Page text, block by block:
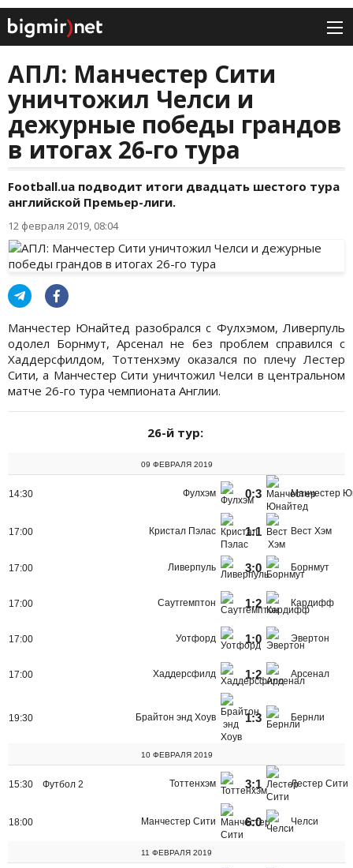
АПЛ: Манчестер Сити
уничтожил Челси и
дежурные победы грандов
в итогах 26-го тура
Football.ua подводит итоги двадцать шестого тура
английской Премьер-лиги.
12 февраля 2019, 08:04
Манчестер Юнайтед разобрался с Фулхэмом, Ливерпуль
одолел Борнмут, Арсенал не без проблем справился с
Хаддерсфилдом, Тоттенхэму оказался по плечу Лестер
Сити, а Манчестер Сити уничтожил Челси в центральном
матче 26-го тура чемпионата Англии.
26-й тур:
09 ФЕВРАЛЯ 2019
14:30 Фулхэм 0:3 Манчестер
17:00 Кристал Пэлас 1:1 Вест Хэм
17:00 Ливерпуль 3:0 Борнмут
17:00 Саутгемптон 1:2 Кардифф
17:00 Уотфорд 1:0 Эвертон
17:00 Хаддерсфилд 1:2 Арсенал
19:30 Брайтон энд Хоув 1:3 Бернли
10 ФЕВРАЛЯ 2019
15:30 Футбол 2 Тоттенхэм 3:1 Лестер Сити
18:00 Манчестер Сити 6:0 Челси
11 ФЕВРАЛЯ 2019